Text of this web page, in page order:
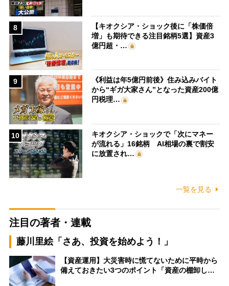
8
【キオクシア・ショック後に「株価倍
増」も期待できる注目銘柄5選】資産3
億円超・…
9
《利益は年5億円前後》住み込みバイト
から“ギガ大家さん”となった資産200億
円税理…
10
キオクシア・ショックで「次にマネー
が流れる」16銘柄 AI相場の裏で割安
に放置され…
一覧を見る
注目の著者・連載
藤川里絵「さあ、投資を始めよう！」
【資産運用】大災害時に慌てないために平時から
備えておきたい3つのポイント「資産の棚卸し…